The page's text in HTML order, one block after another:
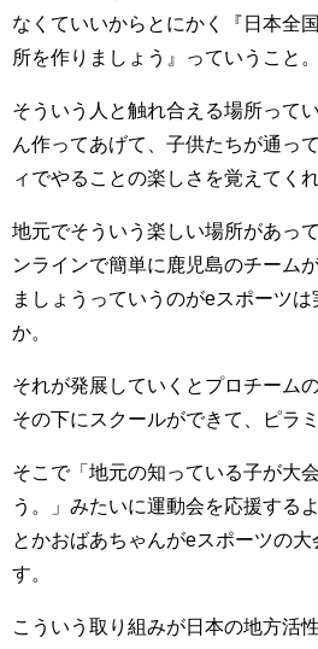
なくていいからとにかく『日本全
所を作りましょう』っていうこと。
そういう人と触れ合える場所って
ん作ってあげて、子供たちが通っ
ィでやることの楽しさを覚えてく
地元でそういう楽しい場所があっ
ンラインで簡単に鹿児島のチーム
ましょうっていうのがeスポーツ
か。
それが発展していくとプロチーム
その下にスクールができて、ピラ
そこで「地元の知っている子が大
う。」みたいに運動会を応援する
とかおばあちゃんがeスポーツの
す。
こういう取り組みが日本の地方活